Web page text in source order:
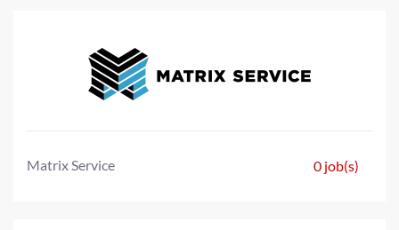
Matrix Service 0 job(s)